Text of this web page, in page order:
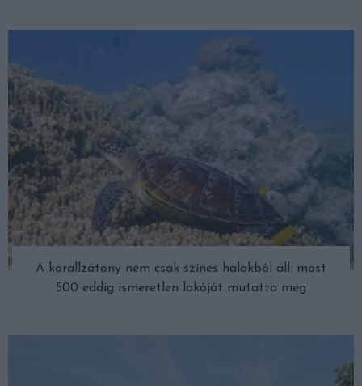
A korallzátony nem csak színes halakból áll: most
500 eddig ismeretlen lakóját mutatta meg